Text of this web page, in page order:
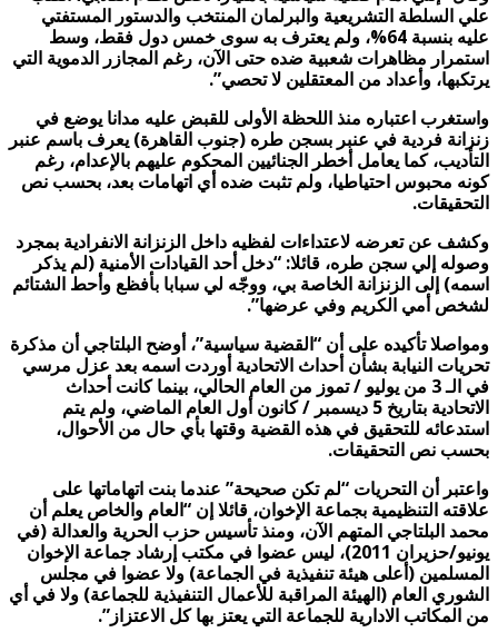
علي السلطة التشريعية والبرلمان المنتخب والدستور المستفتي
عليه بنسبة 64%، ولم يعترف به سوى خمس دول فقط، وسط
استمرار مظاهرات شعبية ضده حتى الآن، رغم المجازر الدموية التي
يرتكبها، وأعداد من المعتقلين لا تحصي”.
واستغرب اعتباره منذ اللحظة الأولى للقبض عليه مدانا يوضع في
زنزانة فردية في عنبر بسجن طره (جنوب القاهرة) يعرف باسم عنبر
التأديب، كما يعامل أخطر الجنائيين المحكوم عليهم بالإعدام، رغم
كونه محبوس احتياطيا، ولم تثبت ضده أي اتهامات بعد، بحسب نص
التحقيقات.
وكشف عن تعرضه لاعتداءات لفظيه داخل الزنزانة الانفرادية بمجرد
وصوله إلي سجن طره، قائلا: “دخل أحد القيادات الأمنية (لم يذكر
اسمه) إلى الزنزانة الخاصة بي، ووجّه لي سبابا بأفظع وأحط الشتائم
لشخص أمي الكريم وفي عرضها”.
ومواصلا تأكيده على أن “القضية سياسية”، أوضح البلتاجي أن مذكرة
تحريات النيابة بشأن أحداث الاتحادية أوردت اسمه بعد عزل مرسي
في الـ 3 من يوليو / تموز من العام الحالي، بينما كانت أحداث
الاتحادية بتاريخ 5 ديسمبر / كانون أول العام الماضي، ولم يتم
استدعائه للتحقيق في هذه القضية وقتها بأي حال من الأحوال،
بحسب نص التحقيقات.
واعتبر أن التحريات “لم تكن صحيحة” عندما بنت اتهاماتها على
علاقته التنظيمية بجماعة الإخوان، قائلا إن “العام والخاص يعلم أن
محمد البلتاجي المتهم الآن، ومنذ تأسيس حزب الحرية والعدالة (في
يونيو/حزيران 2011)، ليس عضوا في مكتب إرشاد جماعة الإخوان
المسلمين (أعلى هيئة تنفيذية في الجماعة) ولا عضوا في مجلس
الشوري العام (الهيئة المراقبة للأعمال التنفيذية للجماعة) ولا في أي
من المكاتب الادارية للجماعة التي يعتز بها كل الاعتزاز”.